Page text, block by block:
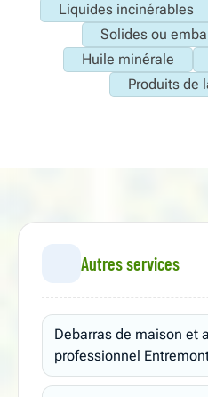
Liquides incinérables
Solides ou
Huile minérale
Produits de
Autres services
Debarras de maison et
professionnel